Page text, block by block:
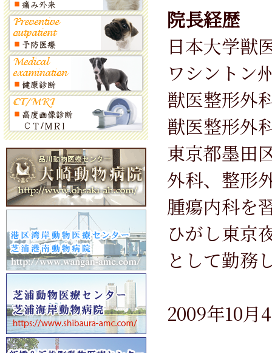
院長経歴
日本大学獣
ワシントン
獣医整形外
獣医整形外
東京都墨田
外科、整形
腫瘍内科を
ひがし東京
として勤務
2009年10